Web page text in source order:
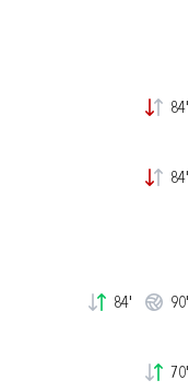
84'
84'
84' 90'
70'